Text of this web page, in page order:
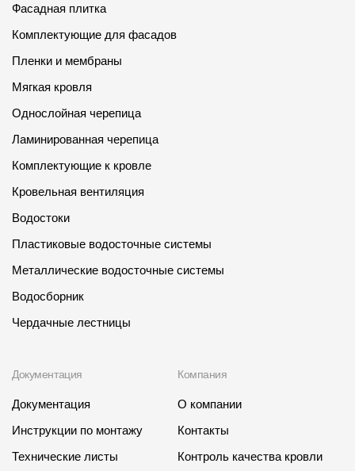
Фасадная плитка
Комплектующие для фасадов
Пленки и мембраны
Мягкая кровля
Однослойная черепица
Ламинированная черепица
Комплектующие к кровле
Кровельная вентиляция
Водостоки
Пластиковые водосточные системы
Металлические водосточные системы
Водосборник
Чердачные лестницы
Документация
Документация
Инструкции по монтажу
Технические листы
Компания
О компании
Контакты
Контроль качества кровли